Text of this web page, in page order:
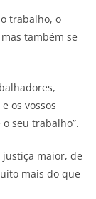
trabalho, o
também se
os vossos
seu trabalho”.
justiça maior, de
mais do que